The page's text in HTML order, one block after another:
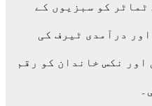
کو سبزیوں کے
درآمدی ٹیرف کی
اور نکس خاندان کو رقم